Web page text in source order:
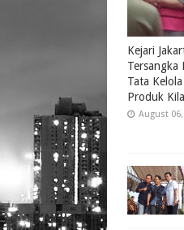
Kejari
Tersangka
Tata
Produk
August